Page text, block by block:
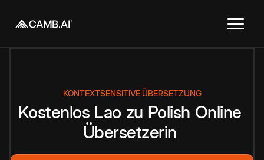
KONTEXTSENSITIVE ÜBERSETZUNG
Kostenlos Lao zu Polish Online
Übersetzerin